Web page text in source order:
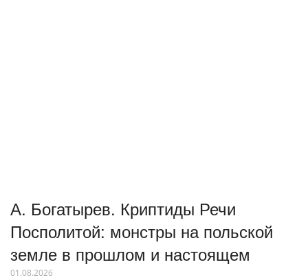
А. Богатырев. Криптиды Речи
Посполитой: монстры на польской
земле в прошлом и настоящем
01.08.2026